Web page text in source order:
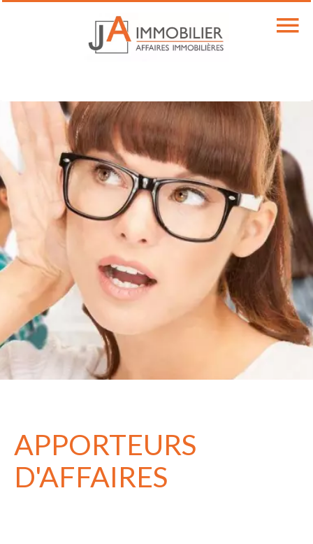
APPORTEURS
D'AFFAIRES